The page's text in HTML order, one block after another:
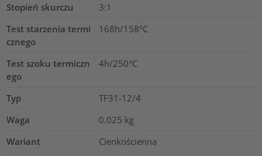
Stopień skurczu
3:1
Test starzenia termi
cznego
168h/158°C
Test szoku termiczn
ego
4h/250°C
Typ
TF31-12/4
Waga
0.025 kg
Wariant
Cienkościenna